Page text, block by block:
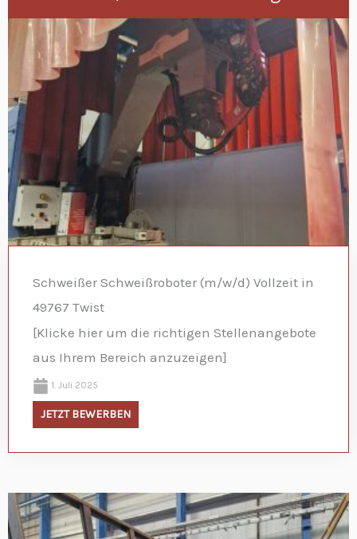
Schweißer Schweißroboter (m/w/d) Vollzeit in
49767 Twist
[Klicke hier um die richtigen Stellenangebote
aus Ihrem Bereich anzuzeigen]
1. Juli 2025
JETZT BEWERBEN